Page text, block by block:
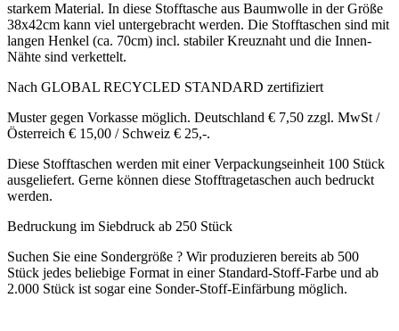
Diese Stofftaschen werden mit einer Verpackungseinheit 100 Stück
ausgeliefert. Gerne können diese Stofftragetaschen auch bedruckt
werden.
Bedruckung im Siebdruck ab 250 Stück
Suchen Sie eine Sondergröße ? Wir produzieren bereits ab 500
Stück jedes beliebige Format in einer Standard-Stoff-Farbe und ab